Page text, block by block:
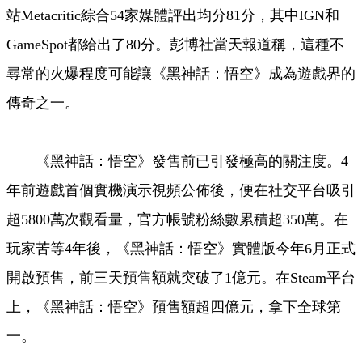
站Metacritic綜合54家媒體評出均分81分，其中IGN和
GameSpot都給出了80分。彭博社當天報道稱，這種不
尋常的火爆程度可能讓《黑神話：悟空》成為遊戲界的
傳奇之一。
《黑神話：悟空》發售前已引發極高的關注度。4
年前遊戲首個實機演示視頻公佈後，便在社交平台吸引
超5800萬次觀看量，官方帳號粉絲數累積超350萬。在
玩家苦等4年後，《黑神話：悟空》實體版今年6月正式
開啟預售，前三天預售額就突破了1億元。在Steam平台
上，《黑神話：悟空》預售額超四億元，拿下全球第
一。